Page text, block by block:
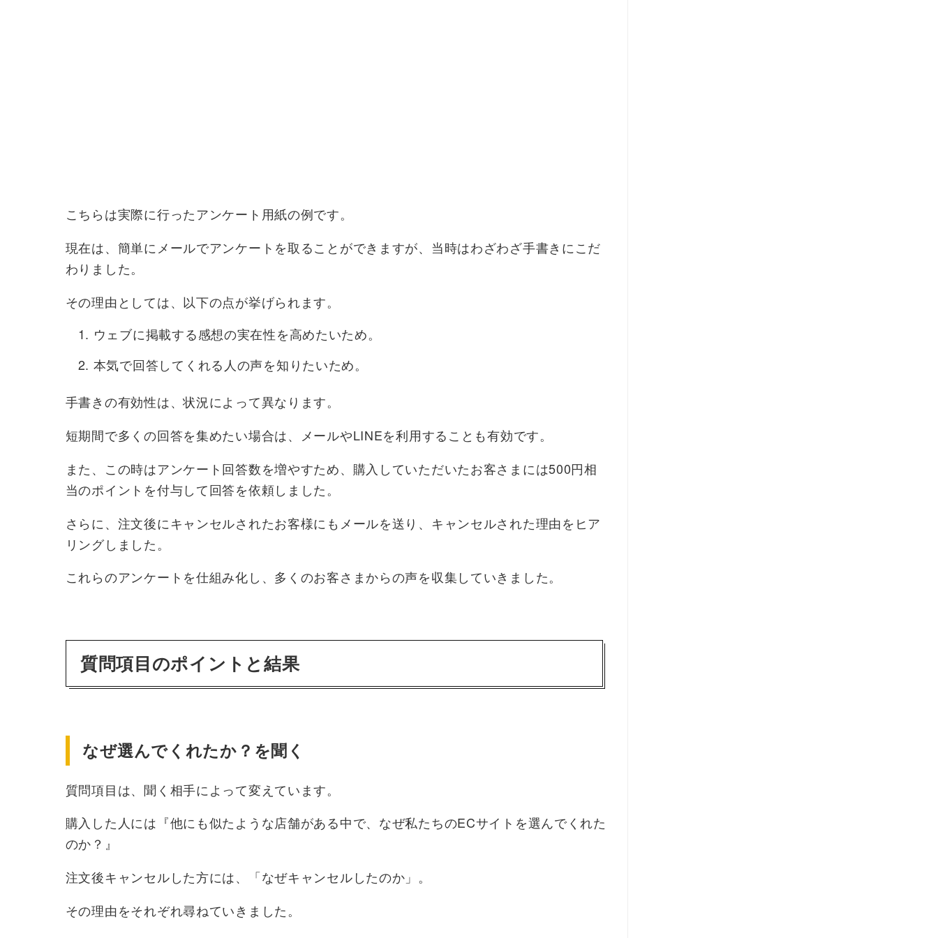
こちらは実際に行ったアンケート用紙の例です。
現在は、簡単にメールでアンケートを取ることができますが、当時はわざわざ手書きにこだ
わりました。
その理由としては、以下の点が挙げられます。
ウェブに掲載する感想の実在性を高めたいため。
本気で回答してくれる人の声を知りたいため。
手書きの有効性は、状況によって異なります。
短期間で多くの回答を集めたい場合は、メールやLINEを利用することも有効です。
また、この時はアンケート回答数を増やすため、購入していただいたお客さまには500円相
当のポイントを付与して回答を依頼しました。
さらに、注文後にキャンセルされたお客様にもメールを送り、キャンセルされた理由をヒア
リングしました。
これらのアンケートを仕組み化し、多くのお客さまからの声を収集していきました。
質問項目のポイントと結果
なぜ選んでくれたか？を聞く
質問項目は、聞く相手によって変えています。
購入した人には『他にも似たような店舗がある中で、なぜ私たちのECサイトを選んでくれた
のか？』
注文後キャンセルした方には、「なぜキャンセルしたのか」。
その理由をそれぞれ尋ねていきました。